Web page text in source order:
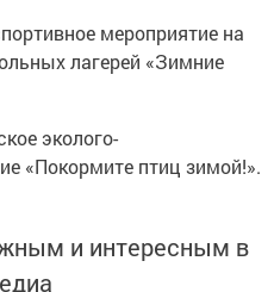
мероприятие на
лагерей «Зимние
эколого-
«Покормите птиц зимой!».
и интересным в